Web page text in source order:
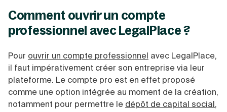
Comment ouvrir un compte
professionnel avec LegalPlace ?
Pour ouvrir un compte professionnel avec LegalPlace,
il faut impérativement créer son entreprise via leur
plateforme. Le compte pro est en effet proposé
comme une option intégrée au moment de la création,
notamment pour permettre le dépôt de capital social,